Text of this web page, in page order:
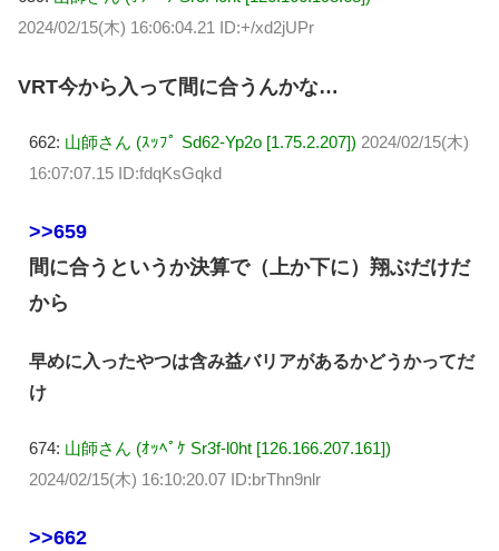
2024/02/15(木) 16:06:04.21 ID:+/xd2jUPr
VRT今から入って間に合うんかな…
662: 山師さん (ｽｯﾌﾟ Sd62-Yp2o [1.75.2.207]) 2024/02/15(木)
16:07:07.15 ID:fdqKsGqkd
>>659
間に合うというか決算で（上か下に）翔ぶだけだ
から
早めに入ったやつは含み益バリアがあるかどうかってだ
け
674: 山師さん (ｵｯﾍﾟｹ Sr3f-l0ht [126.166.207.161])
2024/02/15(木) 16:10:20.07 ID:brThn9nlr
>>662